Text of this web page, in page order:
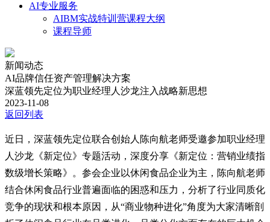
AI专业服务
AIBM实战特训营课程大纲
课程导师
新闻动态
AI品牌信任资产管理解决方案
深蓝领先定位为职业经理人沙龙注入战略新思想
2023-11-08
返回列表
近日，深蓝领先定位联合创始人陈向航老师受邀参加职业经理
人沙龙《新定位》专题活动，深度分享《新定位：营销业绩指
数级增长策略》。参会企业以休闲食品企业为主，陈向航老师
结合休闲食品行业普遍面临的困惑和压力，分析了行业同质化
竞争的现状和根本原因，从“商业物种进化”角度为大家清晰剖